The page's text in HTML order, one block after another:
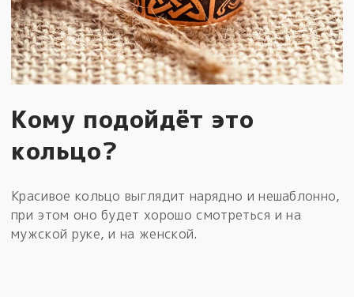
Кому подойдёт это
кольцо?
Красивое кольцо выглядит нарядно и нешаблонно,
при этом оно будет хорошо смотреться и на
мужской руке, и на женской.